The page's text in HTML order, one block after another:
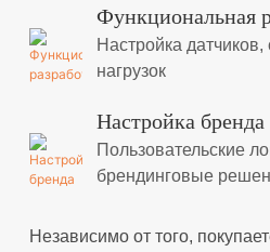
Функциональная
Настройка
нагрузок
Настройка бренда
Пользовательские
брендинговые
Независимо от того,